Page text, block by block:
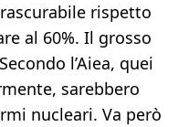
rispetto
al 60%. Il grosso
l’Aiea, quei
sarebbero
nucleari. Va però